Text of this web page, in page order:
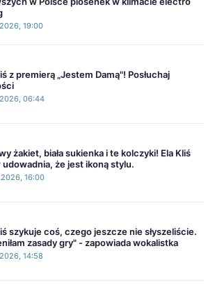
19:00
z premierą „Jestem Damą"! Posłuchaj
06:44
żakiet, biała sukienka i te kolczyki! Ela Kliś
udowadnia, że jest ikoną stylu.
16:00
szykuje coś, czego jeszcze nie słyszeliście.
zasady gry" - zapowiada wokalistka
14:58